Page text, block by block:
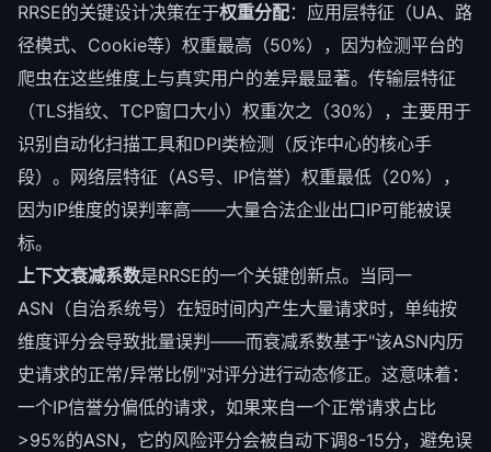
RRSE的关键设计决策在于权重分配：应用层特征（UA、路
径模式、Cookie等）权重最高（50%），因为检测平台的
爬虫在这些维度上与真实用户的差异最显著。传输层特征
（TLS指纹、TCP窗口大小）权重次之（30%），主要用于
识别自动化扫描工具和DPI类检测（反诈中心的核心手
段）。网络层特征（AS号、IP信誉）权重最低（20%），
因为IP维度的误判率高——大量合法企业出口IP可能被误
标。
上下文衰减系数是RRSE的一个关键创新点。当同一
ASN（自治系统号）在短时间内产生大量请求时，单纯按
维度评分会导致批量误判——而衰减系数基于"该ASN内历
史请求的正常/异常比例"对评分进行动态修正。这意味着：
一个IP信誉分偏低的请求，如果来自一个正常请求占比
>95%的ASN，它的风险评分会被自动下调8-15分，避免误